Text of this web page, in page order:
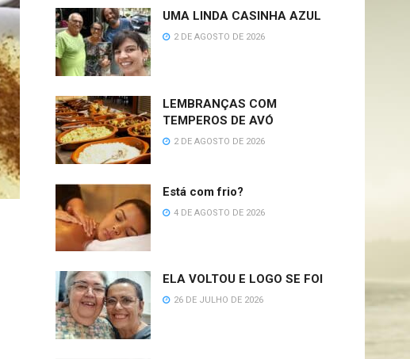
UMA LINDA CASINHA AZUL
2 DE AGOSTO DE 2026
LEMBRANÇAS COM
TEMPEROS DE AVÓ
2 DE AGOSTO DE 2026
Está com frio?
4 DE AGOSTO DE 2026
ELA VOLTOU E LOGO SE FOI
26 DE JULHO DE 2026